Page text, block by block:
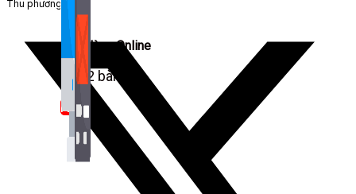
Bán Hàng Online
2,632 bài viết
New
Thu phương